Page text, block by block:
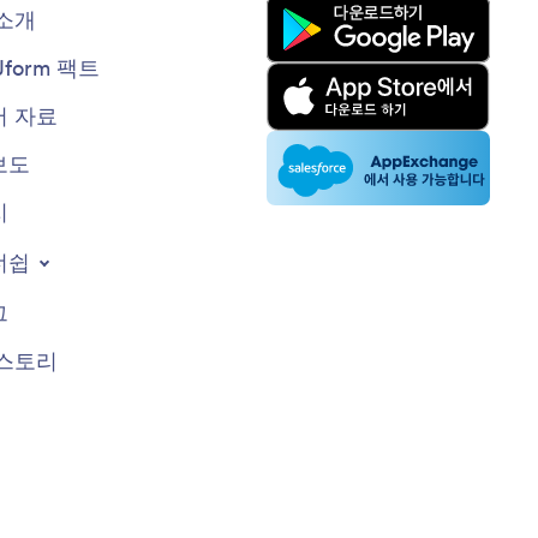
개
팩트
자료
도
쉽
토리